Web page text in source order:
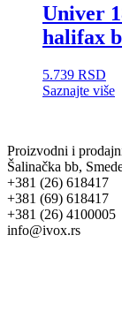
Univer
halifax
5.739 RSD
Saznajte više
Proizvodni i
Šalinačka bb,
+381 (26) 618417
+381 (69) 618417
+381 (26) 4100005
info@ivox.rs